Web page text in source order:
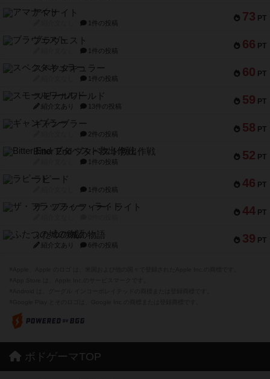
73 PT
アマナイト
1件の投稿
66 PT
ブラヴェスト
1件の投稿
60 PT
スペクタキュラー
1件の投稿
59 PT
スモールワールド
紹介文あり 13件の投稿
58 PT
ギャンブラー
2件の投稿
52 PT
Bitter End ブタペスト救出作戦
1件の投稿
46 PT
ラピード
1件の投稿
44 PT
ザ・フラッフィー・ライト
39 PT
ふたつの城の物語
紹介文あり 6件の投稿
ボドゲーマTOP